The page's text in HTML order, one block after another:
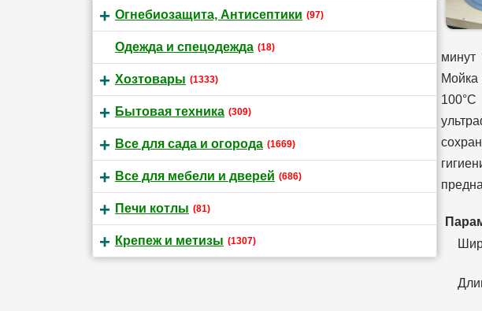
Огнебиозащита, Антисептики (97)
Одежда и спецодежда (18)
Хозтовары (1333)
Бытовая техника (309)
Все для сада и огорода (1669)
Все для мебели и дверей (686)
Печи котлы (81)
Крепеж и метизы (1307)
минут
Мойка